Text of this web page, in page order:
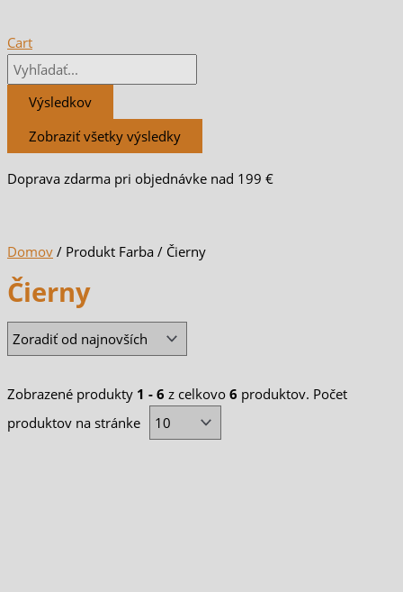
Cart
Výsledkov
Zobraziť všetky výsledky
Doprava zdarma pri objednávke nad 199 €
Domov / Produkt Farba / Čierny
Čierny
Zobrazené produkty 1 - 6 z celkovo 6 produktov. Počet
produktov na stránke